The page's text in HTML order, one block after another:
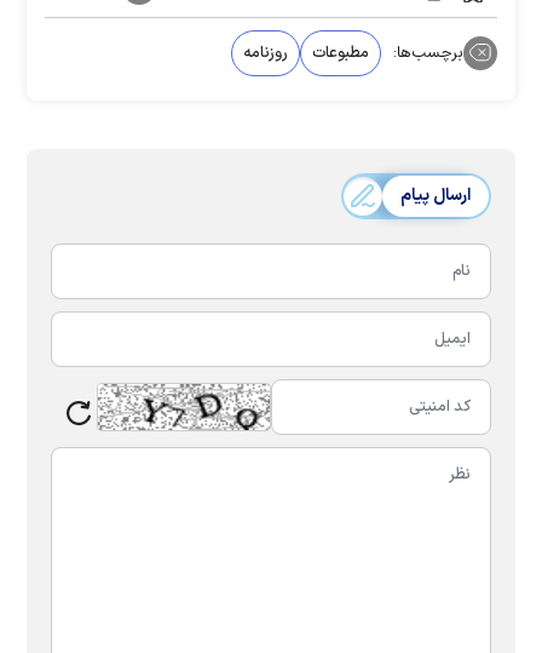
برچسب‌ها: مطبوعات روزنامه
ارسال پیام